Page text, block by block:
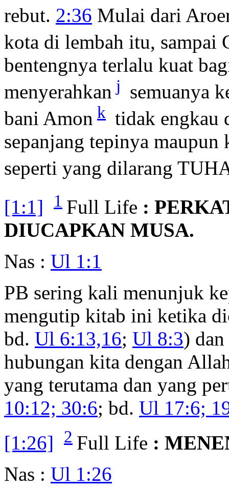
rebut. 2:36 Mulai dari
kota di lembah itu, sampai
bentengnya terlalu kuat
menyerahkan j semuanya
bani Amon k tidak engkau
sepanjang tepinya
seperti yang dilarang
[1:1]
1 Full Life :
DIUCAPKAN MUSA.
Nas : Ul 1:1
PB sering kali menunjuk
mengutip kitab ini ketika
bd. Ul 6:13,16; Ul 8:3)
hubungan kita dengan
yang terutama dan yang
10:12; 30:6; bd. Ul 17:6;
[1:26]
2 Full Life :
Nas : Ul 1:26